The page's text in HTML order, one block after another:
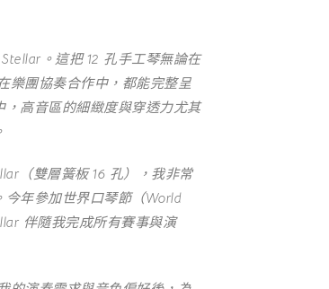
。這把 12 孔手工琴無論在
樂團協奏合作中，都能完整呈
高音區的細緻度與穿透力尤其
（雙層簧板 16 孔），我非常
年參加世界口琴節（World
伴隨我完成所有賽事與演